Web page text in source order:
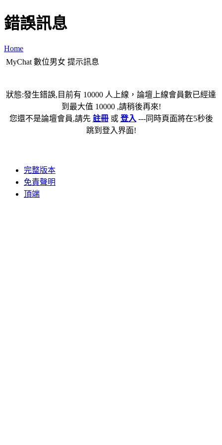
錯誤訊息
Home
MyChat 數位男女 提示訊息
狀態:發生錯誤,目前有 10000 人上線，論壇上線會員數已經達
到最大值 10000 ,請稍後再來!
您還不是論壇會員,請先 註冊或 登入 ---同時頁面將在5秒後
跳到登入界面!
完整版本
免責聲明
頂端